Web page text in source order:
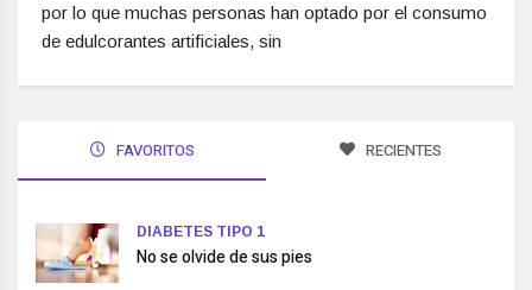
por lo que muchas personas han optado por el consumo
de edulcorantes artificiales, sin
FAVORITOS RECIENTES
DIABETES TIPO 1
No se olvide de sus pies